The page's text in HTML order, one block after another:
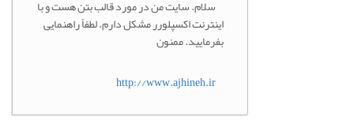
سلام. سایت من در مورد قالب بتن هست و با
اینترنت اکسپلورر مشکل دارم. لطفاً راهنمایی
بفرمایید. ممنون
http://www.ajhineh.ir